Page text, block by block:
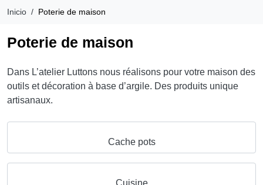
Inicio Poterie de maison
Poterie de maison
Dans L’atelier Luttons nous réalisons pour votre maison des
outils et décoration à base d’argile. Des produits unique
artisanaux.
Cache pots
Cuisine